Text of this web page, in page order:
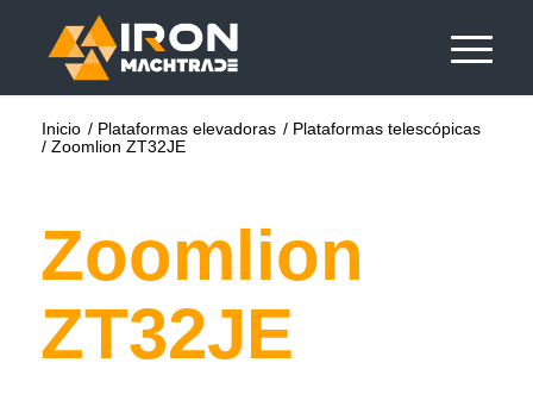
Inicio / Plataformas elevadoras / Plataformas telescópicas
/ Zoomlion ZT32JE
Zoomlion
ZT32JE